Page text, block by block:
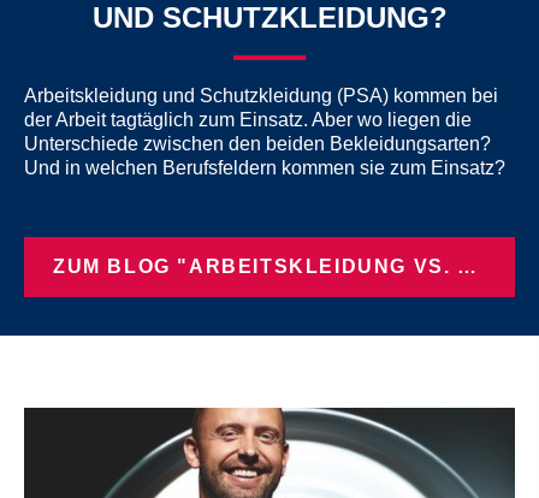
UND SCHUTZKLEIDUNG?
Arbeitskleidung und Schutzkleidung (PSA) kommen bei
der Arbeit tagtäglich zum Einsatz. Aber wo liegen die
Unterschiede zwischen den beiden Bekleidungsarten?
Und in welchen Berufsfeldern kommen sie zum Einsatz?
ZUM BLOG "ARBEITSKLEIDUNG VS. SCHUTZKLEIDUNG"